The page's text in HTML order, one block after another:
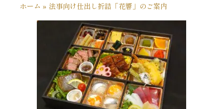
ホーム » 法事向け仕出し折詰「花響」のご案内